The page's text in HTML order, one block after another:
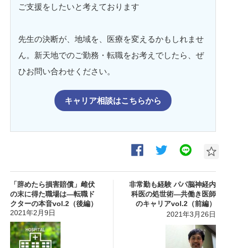
ご支援をしたいと考えております
先生の決断が、地域を、医療を変えるかもしれませ
ん。新天地でのご勤務・転職をお考えでしたら、ぜ
ひお問い合わせください。
キャリア相談はこちらから
「辞めたら損害賠償」雌伏
の末に得た職場は―転職ド
クターの本音vol.2（後編）
2021年2月9日
非常勤も経験 パパ脳神経内
科医の処世術―共働き医師
のキャリアvol.2（前編）
2021年3月26日